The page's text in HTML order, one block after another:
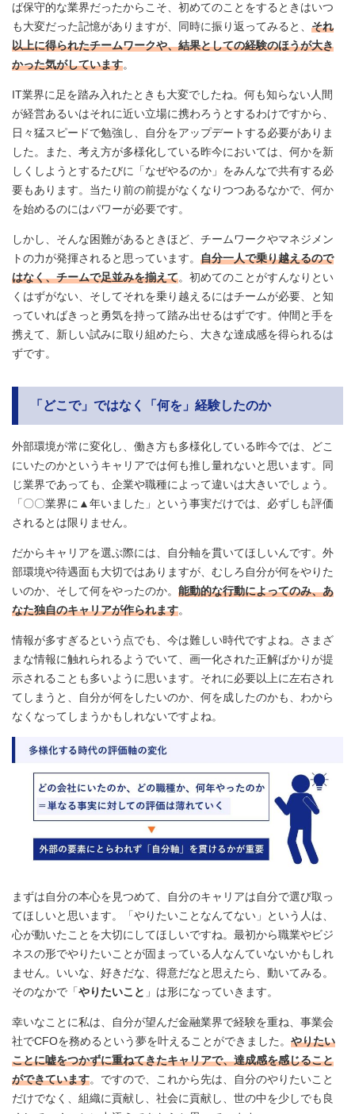
ば保守的な業界だったからこそ、初めてのことをするときはいつ
も大変だった記憶がありますが、同時に振り返ってみると、 それ
以上に得られたチームワークや、結果としての経験のほうが大き
かった気がしています。
IT業界に足を踏み入れたときも大変でしたね。何も知らない人間
が経営あるいはそれに近い立場に携わろうとするわけですから、
日々猛スピードで勉強し、自分をアップデートする必要がありま
した。また、考え方が多様化している昨今においては、何かを新
しくしようとするたびに「なぜやるのか」をみんなで共有する必
要もあります。当たり前の前提がなくなりつつあるなかで、何か
を始めるのにはパワーが必要です。
しかし、そんな困難があるときほど、チームワークやマネジメン
トの力が発揮されると思っています。 自分一人で乗り越えるので
はなく、チームで足並みを揃えて。初めてのことがすんなりとい
くはずがない、そしてそれを乗り越えるにはチームが必要、と知
っていればきっと勇気を持って踏み出せるはずです。仲間と手を
携えて、新しい試みに取り組めたら、大きな達成感を得られるは
ずです。
「どこで」ではなく「何を」経験したのか
外部環境が常に変化し、働き方も多様化している昨今では、どこ
にいたのかというキャリアでは何も推し量れないと思います。同
じ業界であっても、企業や職種によって違いは大きいでしょう。
「〇〇業界に▲年いました」という事実だけでは、必ずしも評価
されるとは限りません。
だからキャリアを選ぶ際には、自分軸を貫いてほしいんです。外
部環境や待遇面も大切ではありますが、むしろ自分が何をやりた
いのか、そして何をやったのか。 能動的な行動によってのみ、あ
なた独自のキャリアが作られます。
情報が多すぎるという点でも、今は難しい時代ですよね。さまざ
まな情報に触れられるようでいて、画一化された正解ばかりが提
示されることも多いように思います。それに必要以上に左右され
てしまうと、自分が何をしたいのか、何を成したのかも、わから
なくなってしまうかもしれないですよね。
まずは自分の本心を見つめて、自分のキャリアは自分で選び取っ
てほしいと思います。「やりたいことなんてない」という人は、
心が動いたことを大切にしてほしいですね。最初から職業やビジ
ネスの形でやりたいことが固まっている人なんていないかもしれ
ません。いいな、好きだな、得意だなと思えたら、動いてみる。
そのなかで「やりたいこと 」は形になっていきます。
幸いなことに私は、自分が望んだ金融業界で経験を重ね、事業会
社でCFOを務めるという夢を叶えることができました。 やりたい
ことに嘘をつかずに重ねてきたキャリアで、達成感を感じること
ができています。ですので、これから先は、自分のやりたいこと
だけでなく、組織に貢献し、社会に貢献し、世の中を少しでも良